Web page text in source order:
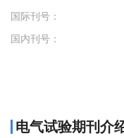
国际刊号：
国内刊号：
电气试验期刊介